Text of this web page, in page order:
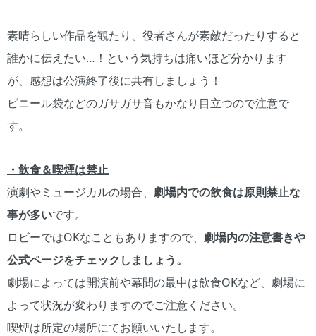
素晴らしい作品を観たり、役者さんが素敵だったりすると
誰かに伝えたい…！という気持ちは痛いほど分かります
が、感想は公演終了後に共有しましょう！
ビニール袋などのガサガサ音もかなり目立つので注意で
す。
・飲食＆喫煙は禁止
演劇やミュージカルの場合、 劇場内での飲食は原則禁止な
事が多いです。
ロビーではOKなこともありますので、 劇場内の注意書きや
公式ページをチェックしましょう。
劇場によっては開演前や幕間の最中は飲食OKなど、劇場に
よって状況が変わりますのでご注意ください。
喫煙は所定の場所にてお願いいたします。